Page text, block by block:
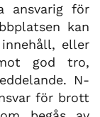
ansvarig för
kan
eller
god tro,
N-
för brott